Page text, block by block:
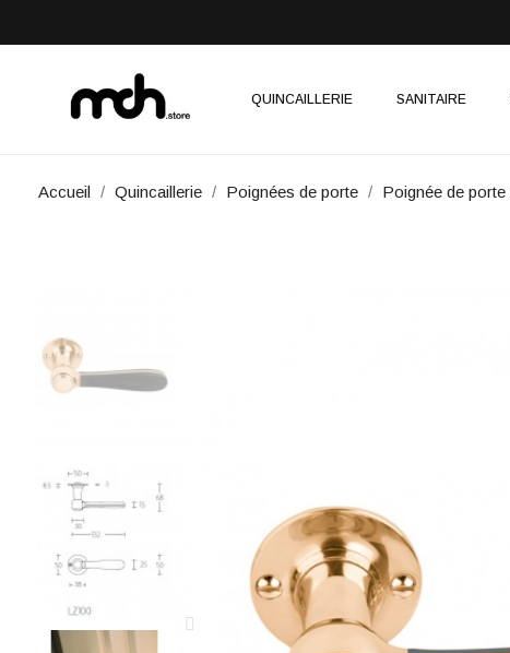
QUINCAILLERIE SANITAIRE
Accueil Quincaillerie Poignées de porte Poignée de